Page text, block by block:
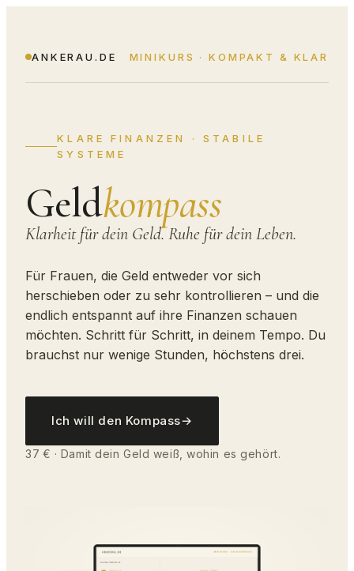
ANKERAU.DE MINIKURS · KOMPAKT & KLAR
KLARE FINANZEN · STABILE
SYSTEME
Geldkompass
Klarheit für dein Geld. Ruhe für dein Leben.
Für Frauen, die Geld entweder vor sich
herschieben oder zu sehr kontrollieren – und die
endlich entspannt auf ihre Finanzen schauen
möchten. Schritt für Schritt, in deinem Tempo. Du
brauchst nur wenige Stunden, höchstens drei.
Ich will den Kompass→
37 € · Damit dein Geld weiß, wohin es gehört.